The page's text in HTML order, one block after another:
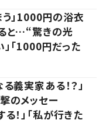
う」1000円の浴衣
と…“驚きの光
「1000円だった
義実家ある！？」
のメッセー
！」「私が行きた